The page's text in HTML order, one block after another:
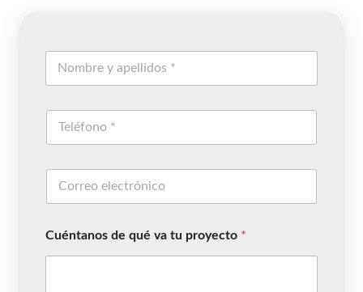
Cuéntanos de qué va tu proyecto *